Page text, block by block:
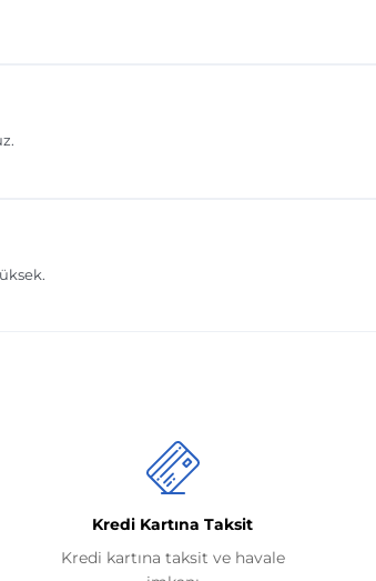
Kredi Kartına Taksit
Kredi kartına taksit ve havale